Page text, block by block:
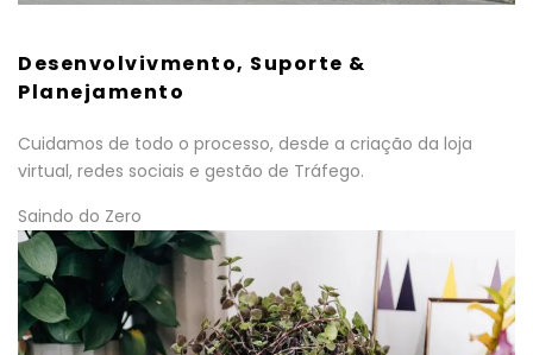
Desenvolvivmento, Suporte &
Planejamento
Cuidamos de todo o processo, desde a criação da loja
virtual, redes sociais e gestão de Tráfego.
Saindo do Zero